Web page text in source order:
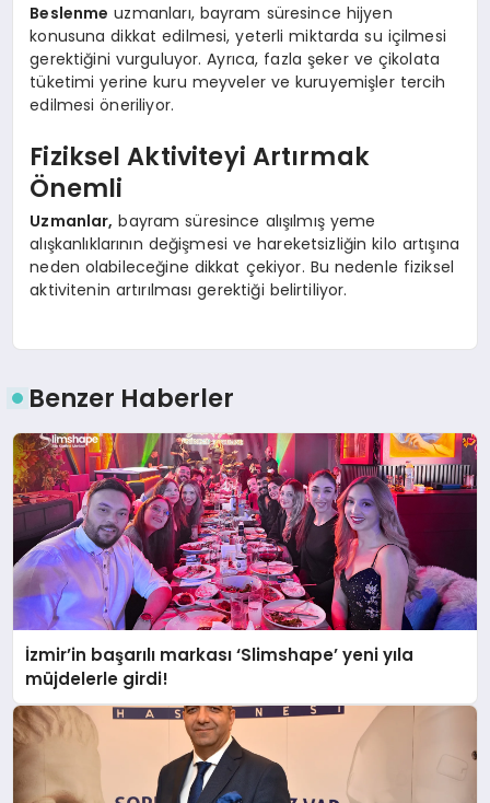
Beslenme uzmanları, bayram süresince hijyen
konusuna dikkat edilmesi, yeterli miktarda su içilmesi
gerektiğini vurguluyor. Ayrıca, fazla şeker ve çikolata
tüketimi yerine kuru meyveler ve kuruyemişler tercih
edilmesi öneriliyor.
Fiziksel Aktiviteyi Artırmak
Önemli
Uzmanlar, bayram süresince alışılmış yeme
alışkanlıklarının değişmesi ve hareketsizliğin kilo artışına
neden olabileceğine dikkat çekiyor. Bu nedenle fiziksel
aktivitenin artırılması gerektiği belirtiliyor.
Benzer Haberler
İzmir’in başarılı markası ‘Slimshape’ yeni yıla
müjdelerle girdi!